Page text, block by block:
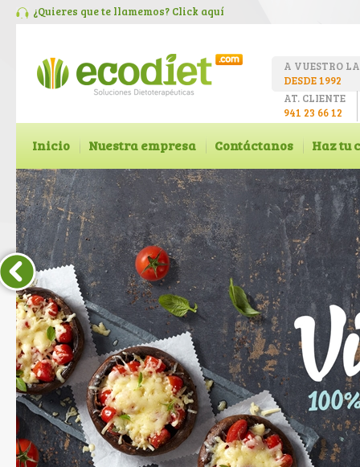
¿Quieres que te llamemos? Click aquí
A VUESTRO
DESDE 1992
AT. CLIENTE
941 23 66 12
Inicio Nuestra empresa Contáctanos Haz tu